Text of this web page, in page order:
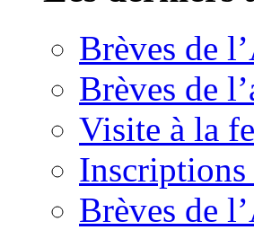
Brèves de
Brèves de
Visite à la
Inscriptions
Brèves de